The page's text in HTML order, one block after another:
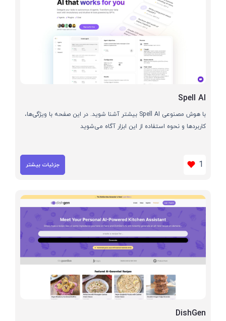
Spell AI
با هوش مصنوعی Spell AI بیشتر آشنا شوید. در این صفحه با ویژگی‌ها،
کاربردها و نحوه استفاده از این ابزار آگاه می‌شوید
1 جزئیات بیشتر
DishGen